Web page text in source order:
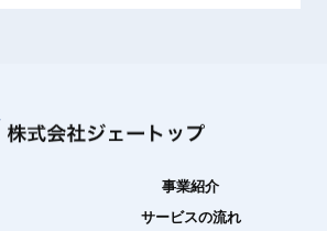
事業紹介
サービスの流れ